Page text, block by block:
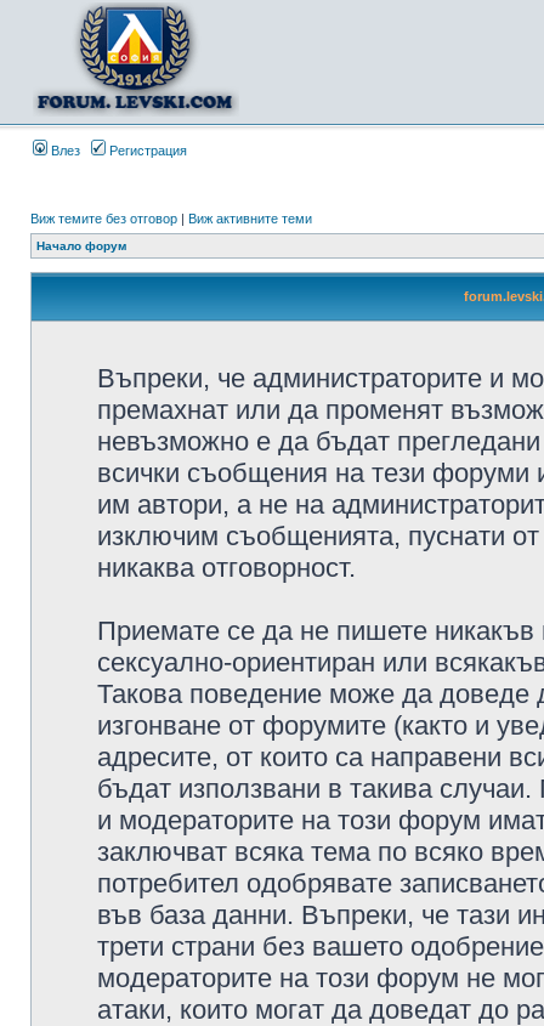
Влез Регистрация
Виж темите без отговор | Виж активните теми
Начало форум
Въпреки, че администраторите и
премахнат или да променят
невъзможно е да бъдат
всички съобщения на тези форуми
им автори, а не на
изключим съобщенията, пуснати
никаква отговорност.
Приемате се да не пишете никакъв
сексуално-ориентиран или
Такова поведение може да доведе
изгонване от форумите (както и
адресите, от които са направени
бъдат използвани в такива
и модераторите на този форум
заключват всяка тема по всяко
потребител одобрявате
във база данни. Въпреки, че тази
трети страни без вашето
модераторите на този форум не
атаки, които могат да доведат до